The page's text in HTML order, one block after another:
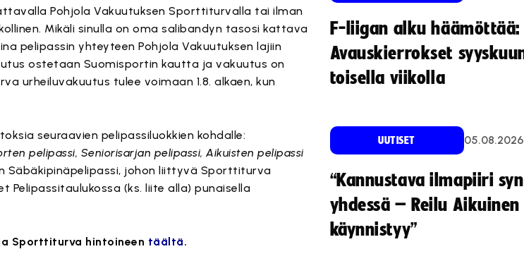
Pohjola Vakuutuksen Sporttiturvalla tai ilman
Mikäli sinulla on oma salibandyn tasosi kattava
pelipassin yhteyteen Pohjola Vakuutuksen lajiin
ostetaan Suomisportin kautta ja vakuutus on
urheiluvakuutus tulee voimaan 1.8. alkaen, kun
seuraavien pelipassiluokkien kohdalle:
pelipassi, Seniorisarjan pelipassi, Aikuisten pelipassi
Säbäkipinäpelipassi, johon liittyvä Sporttiturva
(ks. liite alla) punaisella
Sporttiturva hintoineen täältä.
F-liigan alku häämöttää:
Avauskierrokset
toisella viikolla
UUTISET 05.08.2026
“Kannustava ilmapiiri
yhdessä – Reilu
käynnistyy”